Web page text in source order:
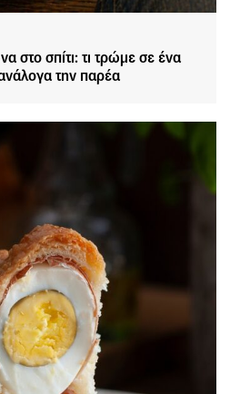
στο σπίτι: τι τρώμε σε ένα
την παρέα